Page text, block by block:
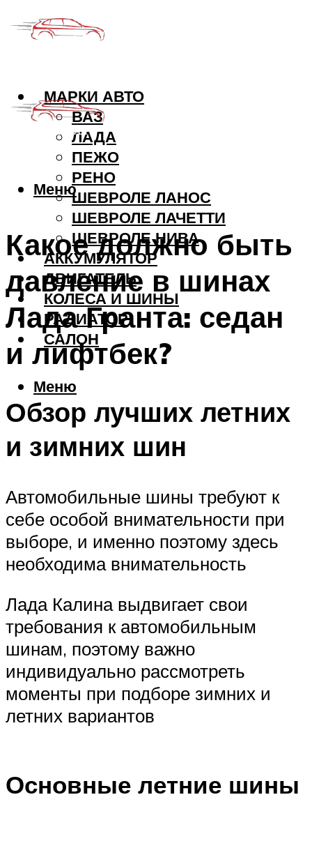
МАРКИ АВТО
ВАЗ
ЛАДА
ПЕЖО
РЕНО
ШЕВРОЛЕ ЛАНОС
ШЕВРОЛЕ ЛАЧЕТТИ
ШЕВРОЛЕ НИВА
АККУМУЛЯТОР
ДВИГАТЕЛЬ
КОЛЕСА И ШИНЫ
РАДИАТОР
САЛОН
Меню
Меню
Какое должно быть
давление в шинах
Лада Гранта: седан
и лифтбек?
Обзор лучших летних
и зимних шин
Автомобильные шины требуют к
себе особой внимательности при
выборе, и именно поэтому здесь
необходима внимательность
Лада Калина выдвигает свои
требования к автомобильным
шинам, поэтому важно
индивидуально рассмотреть
моменты при подборе зимних и
летних вариантов
Основные летние шины